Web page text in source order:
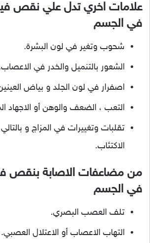
في الجسم
شحوب وتغير في لون البشرة.
الشعور بالتنميل والخدر في
اصفرار في لون الجلد و بياض
التعب ، الضعف والوهن أو الاجهاد
تقلبات وتغييرات في المزاج و
الاكتئاب.
في الجسم
تلف العصب البصري.
التهاب الاعصاب أو الاعتلال العصبي.